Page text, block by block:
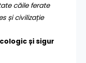
căile ferate
și civilizație
și sigur